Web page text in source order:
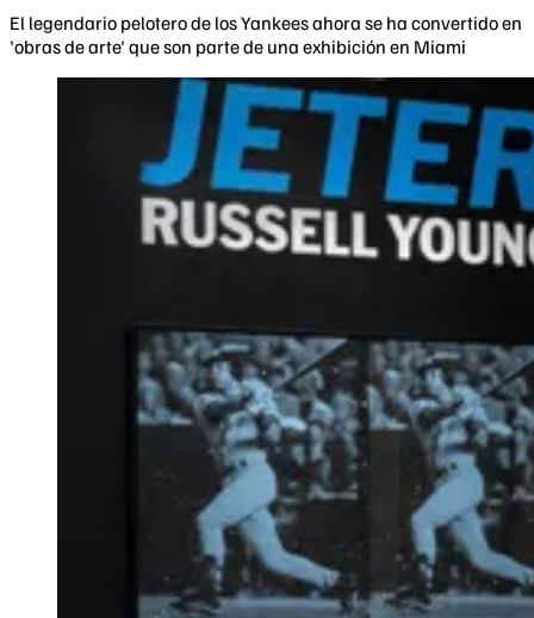
El legendario pelotero de los Yankees ahora se ha convertido en
'obras de arte' que son parte de una exhibición en Miami